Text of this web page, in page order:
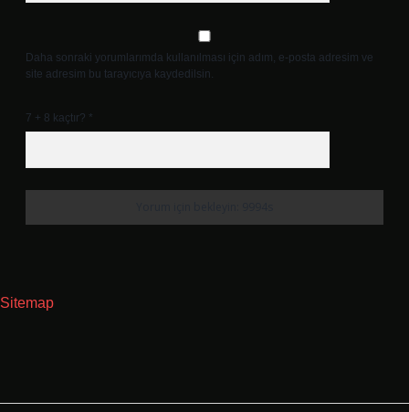
Daha sonraki yorumlarımda kullanılması için adım, e-posta adresim ve
site adresim bu tarayıcıya kaydedilsin.
7 + 8 kaçtır? *
Sitemap